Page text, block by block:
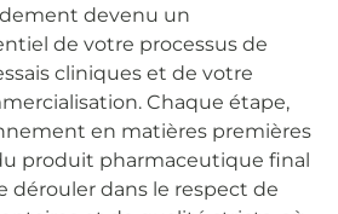
devenu un
de votre processus de
cliniques et de votre
Chaque étape,
en matières premières
produit pharmaceutique final
dérouler dans le respect de